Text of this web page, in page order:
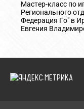
Мастер-класс по
Регионального
Федерация Го" в
Евгения